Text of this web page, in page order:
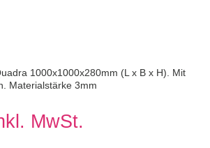
1000x1000x280mm (L x B x H). Mit
Materialstärke 3mm
MwSt.